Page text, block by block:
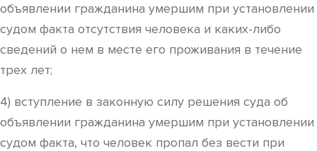
объявлении гражданина умершим при установлении
судом факта отсутствия человека и каких-либо
сведений о нем в месте его проживания в течение
трех лет;
4) вступление в законную силу решения суда об
объявлении гражданина умершим при установлении
судом факта, что человек пропал без вести при